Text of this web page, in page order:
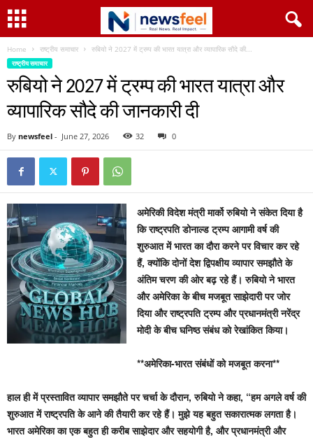
Home राष्ट्रीय समाचार रुबियो ने 2027 में ट्रम्प की भारत यात्रा और व्यापारिक सौदे की...
राष्ट्रीय समाचार
रुबियो ने 2027 में ट्रम्प की भारत यात्रा और
व्यापारिक सौदे की जानकारी दी
By newsfeel - June 27, 2026 32 0
अमेरिकी विदेश मंत्री मार्को रुबियो ने संकेत दिया है
कि राष्ट्रपति डोनाल्ड ट्रम्प आगामी वर्ष की
शुरुआत में भारत का दौरा करने पर विचार कर रहे
हैं, क्योंकि दोनों देश द्विपक्षीय व्यापार समझौते के
अंतिम चरण की ओर बढ़ रहे हैं। रुबियो ने भारत
और अमेरिका के बीच मजबूत साझेदारी पर जोर
दिया और राष्ट्रपति ट्रम्प और प्रधानमंत्री नरेंद्र
मोदी के बीच घनिष्ठ संबंध को रेखांकित किया।
**अमेरिका-भारत संबंधों को मजबूत करना**
हाल ही में प्रस्तावित व्यापार समझौते पर चर्चा के दौरान, रुबियो ने कहा, “हम अगले वर्ष की
शुरुआत में राष्ट्रपति के आने की तैयारी कर रहे हैं। मुझे यह बहुत सकारात्मक लगता है।
भारत अमेरिका का एक बहुत ही करीब साझेदार और सहयोगी है, और प्रधानमंत्री और